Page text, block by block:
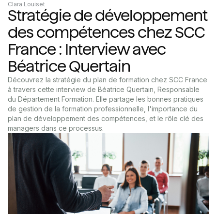
Clara Louiset
Stratégie de développement
des compétences chez SCC
France : Interview avec
Béatrice Quertain
Découvrez la stratégie du plan de formation chez SCC France
à travers cette interview de Béatrice Quertain, Responsable
du Département Formation. Elle partage les bonnes pratiques
de gestion de la formation professionnelle, l'importance du
plan de développement des compétences, et le rôle clé des
managers dans ce processus.